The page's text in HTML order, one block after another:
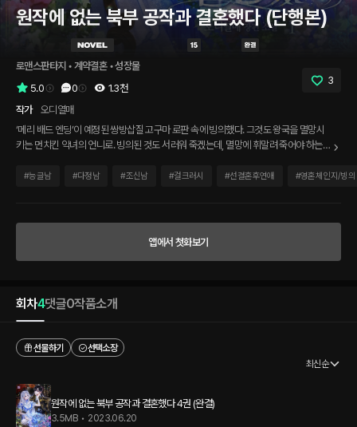
원작에 없는 북부 공작과 결혼했다 (단행본)
로맨스판타지 • 계약결혼 • 성장물
5.0
0 1.3천
3
작가
오디열매
‘메리 배드 엔딩’이 예정된 쌍방삽질 고구마 로판 속에 빙의했다. 그것도 왕국을 멸망시
키는 먼치킨 악녀의 언니로. 빙의된 것도 서러워 죽겠는데, 멸망에 휘말려 죽어야 하는
‘어쩔 수 없다. 내가 곱게 키우는 수밖에.’ 잘 키운 여동생이 성인이 되면, 손잡고 다른 나
“……그렇게 사람을 순순히 믿어도 되나요? 가문의 가주씩이나 되시는 분께서.” 그러자
남자가 눈꼬리를 접어 미소를 지어 보였다. 가볍게 보면 천사도 울고 갈 온화한 웃음이었
#능글남 #다정남 #조신남 #걸크러시 #선결혼후연애 #영혼체인지/빙의
앱에서 첫화보기
회차4댓글0작품소개
선물하기
선택소장
최신순
원작에 없는 북부 공작과 결혼했다 4권 (완결)
3.5MB • 2023.06.20